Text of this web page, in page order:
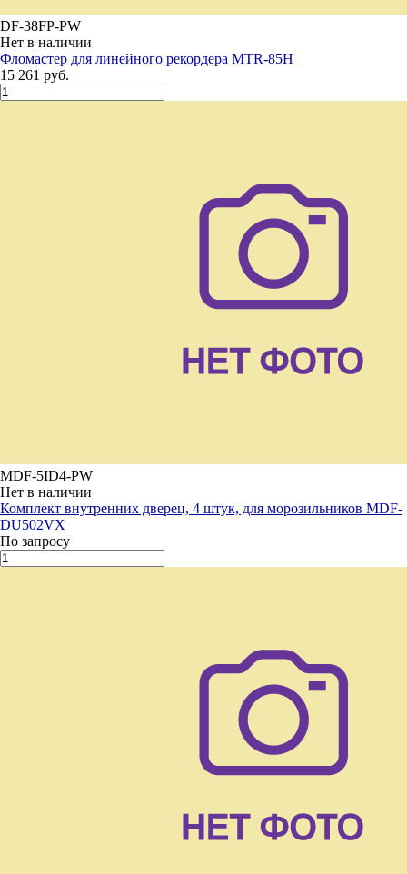
DF-38FP-PW
Нет в наличии
Фломастер для линейного рекордера MTR-85H
15 261 руб.
MDF-5ID4-PW
Нет в наличии
Комплект внутренних дверец, 4 штук, для морозильников MDF-
DU502VХ
По запросу